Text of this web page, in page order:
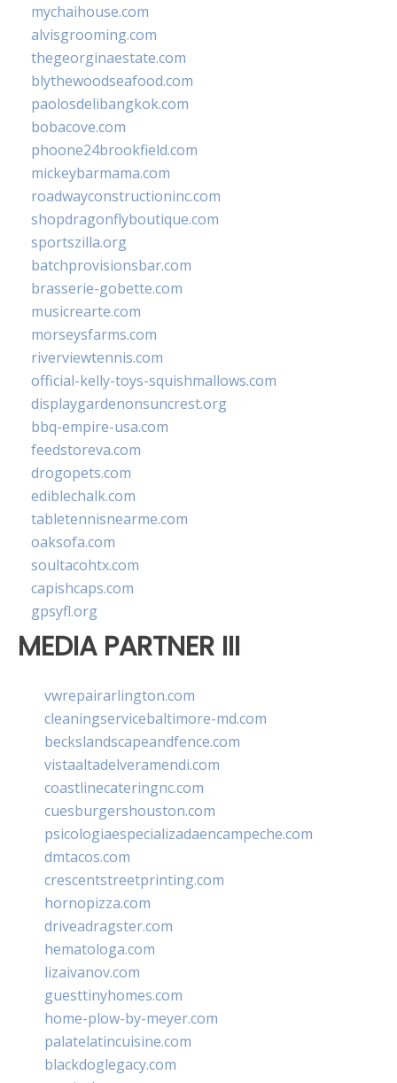
mychaihouse.com
alvisgrooming.com
thegeorginaestate.com
blythewoodseafood.com
paolosdelibangkok.com
bobacove.com
phoone24brookfield.com
mickeybarmama.com
roadwayconstructioninc.com
shopdragonflyboutique.com
sportszilla.org
batchprovisionsbar.com
brasserie-gobette.com
musicrearte.com
morseysfarms.com
riverviewtennis.com
official-kelly-toys-squishmallows.com
displaygardenonsuncrest.org
bbq-empire-usa.com
feedstoreva.com
drogopets.com
ediblechalk.com
tabletennisnearme.com
oaksofa.com
soultacohtx.com
capishcaps.com
gpsyfl.org
MEDIA PARTNER III
vwrepairarlington.com
cleaningservicebaltimore-md.com
beckslandscapeandfence.com
vistaaltadelveramendi.com
coastlinecateringnc.com
cuesburgershouston.com
psicologiaespecializadaencampeche.com
dmtacos.com
crescentstreetprinting.com
hornopizza.com
driveadragster.com
hematologa.com
lizaivanov.com
guesttinyhomes.com
home-plow-by-meyer.com
palatelatincuisine.com
blackdoglegacy.com